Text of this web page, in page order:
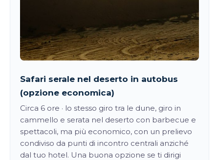
Safari serale nel deserto in autobus
(opzione economica)
Circa 6 ore · lo stesso giro tra le dune, giro in
cammello e serata nel deserto con barbecue e
spettacoli, ma più economico, con un prelievo
condiviso da punti di incontro centrali anziché
dal tuo hotel. Una buona opzione se ti dirigi